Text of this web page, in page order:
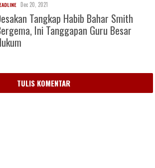
Dec 20, 2021
Tangkap Habib Bahar Smith
Ini Tanggapan Guru Besar
TULIS KOMENTAR